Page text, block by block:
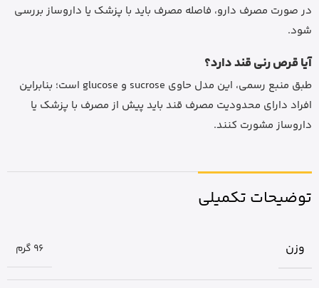
در صورت مصرف دارو، فاصله مصرف باید با پزشک یا داروساز بررسی
شود.
آیا قرص رنی قند دارد؟
طبق منبع رسمی، این مدل حاوی sucrose و glucose است؛ بنابراین
افراد دارای محدودیت مصرف قند باید پیش از مصرف با پزشک یا
داروساز مشورت کنند.
توضیحات تکمیلی
وزن 96 گرم